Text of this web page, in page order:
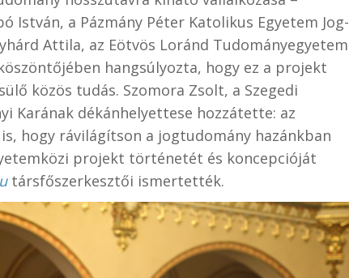
István, a Pázmány Péter Katolikus Egyetem Jog-
Attila, az Eötvös Loránd Tudományegyetem
hangsúlyozta, hogy ez a projekt
közös tudás. Szomora Zsolt, a Szegedi
Karának dékánhelyettese hozzátette: az
hogy rávilágítson a jogtudomány hazánkban
projekt történetét és koncepcióját
társfőszerkesztői ismertették.